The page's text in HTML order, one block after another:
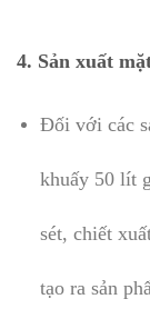
4. Sản xuất
Đối với các
khuấy 50 lít
sét, chiết
tạo ra sản